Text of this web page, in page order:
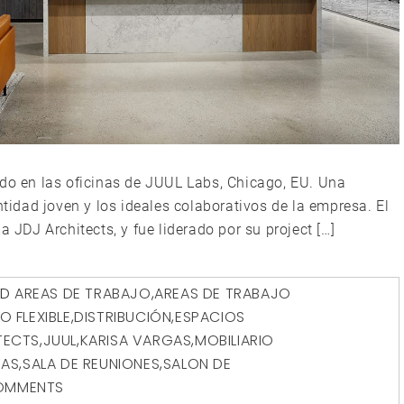
en las oficinas de JUUL Labs, Chicago, EU. Una
joven y los ideales colaborativos de la empresa. El
JDJ Architects, y fue liderado por su project […]
AREAS DE TRABAJO,AREAS DE TRABAJO
FLEXIBLE,DISTRIBUCIÓN,ESPACIOS
,JUUL,KARISA VARGAS,MOBILIARIO
,SALA DE REUNIONES,SALON DE